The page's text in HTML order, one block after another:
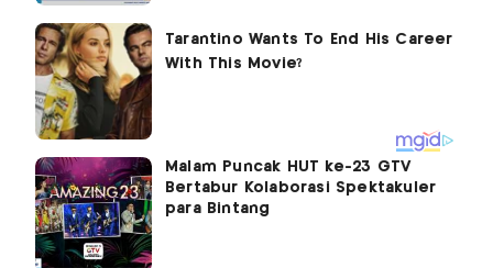
Malam Puncak HUT ke-23 GTV
Bertabur Kolaborasi Spektakuler
para Bintang